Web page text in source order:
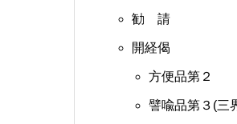
勧 請
開経偈
方便品第２
譬喩品第３(三